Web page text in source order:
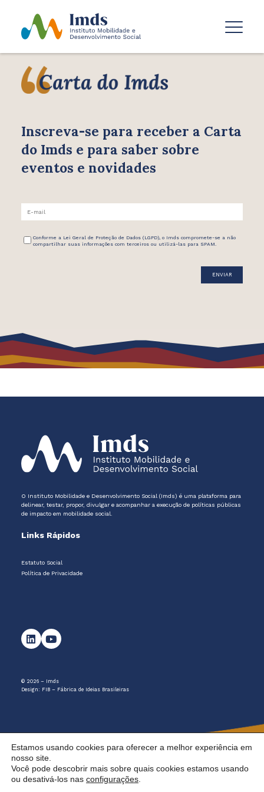
Inscreva-se para receber a Carta
do Imds e para saber sobre
eventos e novidades
Conforme a Lei Geral de Proteção de Dados (LGPD), o Imds compromete-se a não
compartilhar suas informações com terceiros ou utilizá-las para SPAM.
O Instituto Mobilidade e Desenvolvimento Social (Imds) é uma plataforma para
delinear, testar, propor, divulgar e acompanhar a execução de políticas públicas
de impacto em mobilidade social.
Links Rápidos
Estatuto Social
Política de Privacidade
© 2026 – Imds
Design: FIB – Fábrica de Ideias Brasileiras
Estamos usando cookies para oferecer a melhor experiência em
nosso site.
Você pode descobrir mais sobre quais cookies estamos usando
ou desativá-los nas configurações